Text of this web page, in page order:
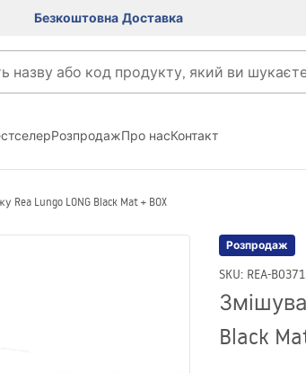
Безкоштовна Доставка
РозпродажПро насКонтакт
Lungo LONG Black Mat + BOX
Розпродаж
SKU: REA-B0371
Black